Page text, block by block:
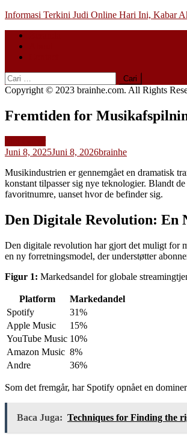
Skip
content
Informasi Terkini Judi Online Hari Ini, Kabar
Cari
untuk:
Copyright © 2023 brainhe.com. All Rights
Fremtiden for
Juni 8, 2025Juni 8, 2026brainhe
Musikindustrien er gennemgået en dramatisk
konstant tilpasser sig nye teknologier. Blandt
favoritnumre, uanset hvor de befinder sig.
Den Digitale Revolution:
Den digitale revolution har gjort det muligt for
en ny forretningsmodel, der understøtter
Figur 1: Markedsandel for globale
Platform
Markedandel
Spotify
31%
Apple Music
15%
YouTube Music 10%
Amazon Music 8%
Andre
36%
Som det fremgår, har Spotify opnået en
Baca Juga: Techniques for Finding the